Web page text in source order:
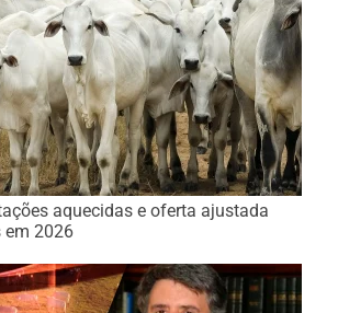
aquecidas e oferta ajustada
em 2026